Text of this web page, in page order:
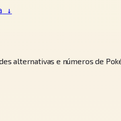
↓
alternativas e números de